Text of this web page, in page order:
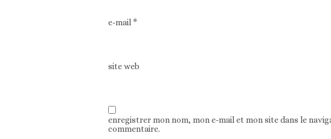
e-mail*
site web
enregistrer mon nom, mon e-mail et mon site dans le
commentaire.